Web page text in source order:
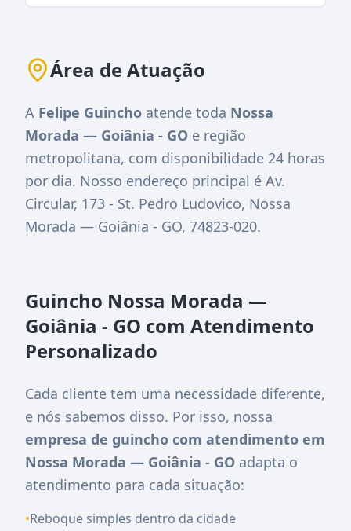
Área de Atuação
A Felipe Guincho atende toda Nossa
Morada — Goiânia - GO e região
metropolitana, com disponibilidade 24 horas
por dia. Nosso endereço principal é Av.
Circular, 173 - St. Pedro Ludovico, Nossa
Morada — Goiânia - GO, 74823-020.
Guincho Nossa Morada —
Goiânia - GO com Atendimento
Personalizado
Cada cliente tem uma necessidade diferente,
e nós sabemos disso. Por isso, nossa
empresa de guincho com atendimento em
Nossa Morada — Goiânia - GO adapta o
atendimento para cada situação:
•Reboque simples dentro da cidade